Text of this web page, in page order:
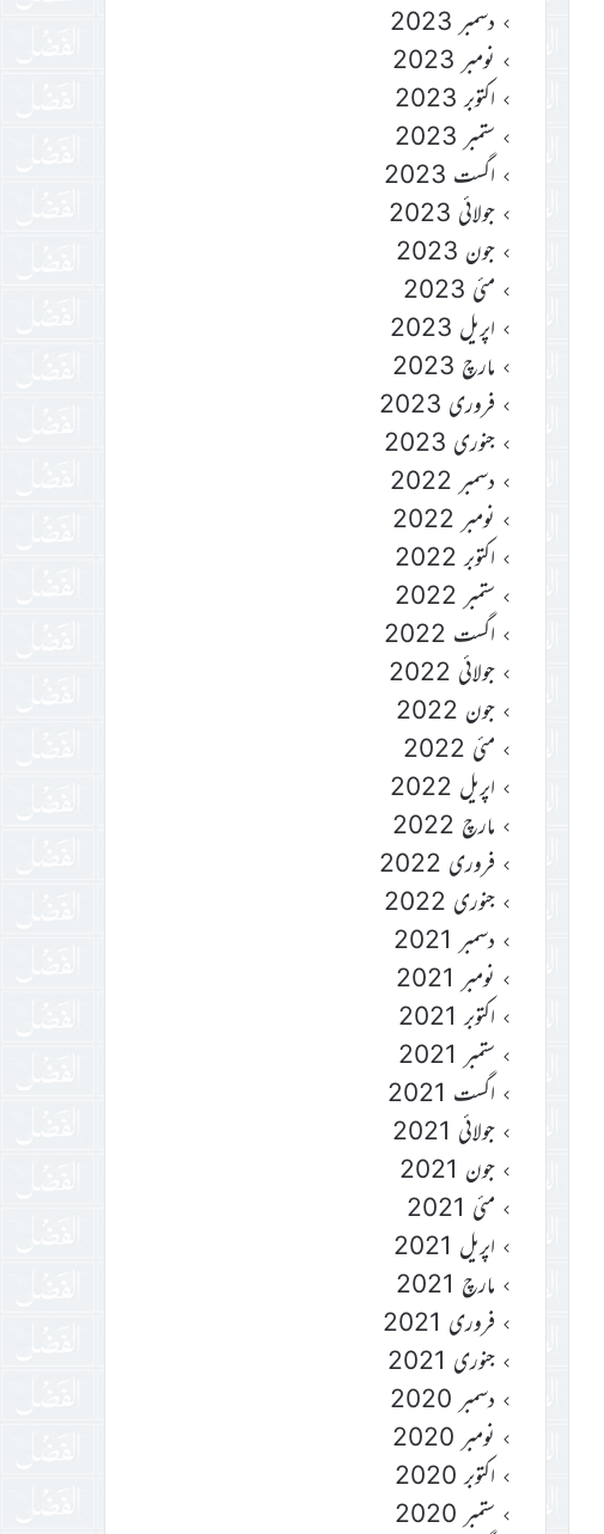
دسمبر 2023
نومبر 2023
اکتوبر 2023
ستمبر 2023
اگست 2023
جولائی 2023
جون 2023
مئی 2023
اپریل 2023
مارچ 2023
فروری 2023
جنوری 2023
دسمبر 2022
نومبر 2022
اکتوبر 2022
ستمبر 2022
اگست 2022
جولائی 2022
جون 2022
مئی 2022
اپریل 2022
مارچ 2022
فروری 2022
جنوری 2022
دسمبر 2021
نومبر 2021
اکتوبر 2021
ستمبر 2021
اگست 2021
جولائی 2021
جون 2021
مئی 2021
اپریل 2021
مارچ 2021
فروری 2021
جنوری 2021
دسمبر 2020
نومبر 2020
اکتوبر 2020
ستمبر 2020